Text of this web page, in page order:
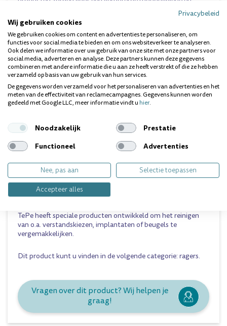
gezondheid van mensen over de gehele wereld.TePe biedt een
breed assortiment voor het gezond houden van je mond en
tanden. Alle producten van TePe zijn en worden ontwikkeld
in samenwerking met tandheelkundige professionals.
Tandenborstels
Een goede tandenborstel heeft een comfortabele handgreep,
een taps toelopende borstelkop en zachte borstelharen. De
klassieke tandenborstel van TePe is ontworpen om
aangenaam en efficiënt te kunnen poetsen. Het totale
assortiment omvat verschillende tandenborstels voor zowel
Je kunt het gebied tussen je tanden op veel verschillende
van de ruimte tussen je tanden en je persoonlijke voorkeur.
TePe biedt verschillende soorten ragers, tandenstokers en
floss voor een optimale reiniging tussen je tanden.
TePe heeft speciale producten ontwikkeld om het reinigen
van o.a. verstandskiezen, implantaten of beugels te
vergemakkelijken.
Dit product kunt u vinden in de volgende categorie: ragers.
Vragen over dit product? Wij helpen je
graag!
Privacybeleid
Wij gebruiken cookies
We gebruiken cookies om content en advertenties te personaliseren, om
functies voor social media te bieden en om ons websiteverkeer te analyseren.
Ook delen we informatie over uw gebruik van onze site met onze partners voor
social media, adverteren en analyse. Deze partners kunnen deze gegevens
combineren met andere informatie die u aan ze heeft verstrekt of die ze hebben
verzameld op basis van uw gebruik van hun services.
De gegevens worden verzameld voor het personaliseren van advertenties en het
meten van de effectiviteit van reclamecampagnes. Gegevens kunnen worden
gedeeld met Google LLC, meer informatie vindt uhier.
Noodzakelijk
Prestatie
Functioneel
Advertenties
Nee, pas aan
Selectie toepassen
Accepteer alles